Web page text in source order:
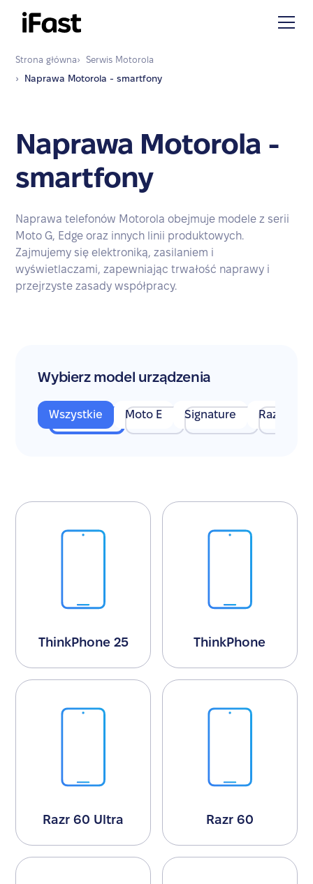
Strona główna› Serwis Motorola
›
Naprawa Motorola - smartfony
Naprawa Motorola -
smartfony
Naprawa telefonów Motorola obejmuje modele z serii
Moto G, Edge oraz innych linii produktowych.
Zajmujemy się elektroniką, zasilaniem i
wyświetlaczami, zapewniając trwałość naprawy i
przejrzyste zasady współpracy.
Wybierz model urządzenia
Wszystkie Moto E Signature Razr
ThinkPhone 25 ThinkPhone
Razr 60 Ultra Razr 60